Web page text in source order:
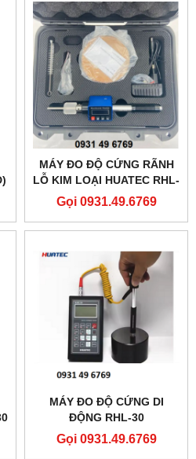
MÁY ĐO ĐỘ CỨNG RÃNH
LỖ KIM LOẠI HUATEC RHL-
110DL
Gọi 0931.49.6769
MÁY ĐO ĐỘ CỨNG DI
ĐỘNG RHL-30
Gọi 0931.49.6769